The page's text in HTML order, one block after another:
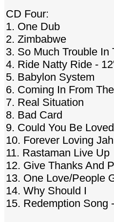
CD Four:
1. One Dub
2. Zimbabwe
3. So Much Trouble In
4. Ride Natty Ride -
5. Babylon System
6. Coming In From
7. Real Situation
8. Bad Card
9. Could You Be
10. Forever Loving Jah
11. Rastaman Live Up
12. Give Thanks And
13. One Love/People
14. Why Should I
15. Redemption Song